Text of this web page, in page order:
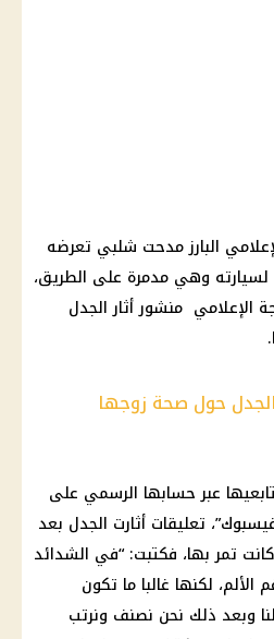
البارز مدحت شلبي تعرضه
وهي مدمرة على الطريق،
الإعلامي منشور أثار الجدل
حول صحة زوجها
عبر حسابها الرسمي على
تعليقات أثارت الجدل بعد
تمر بها، فكتبت: “في الشدائد
الألم، لكنها غالبا ما تكون
وبعد ذلك نحن نصنف ونرتب